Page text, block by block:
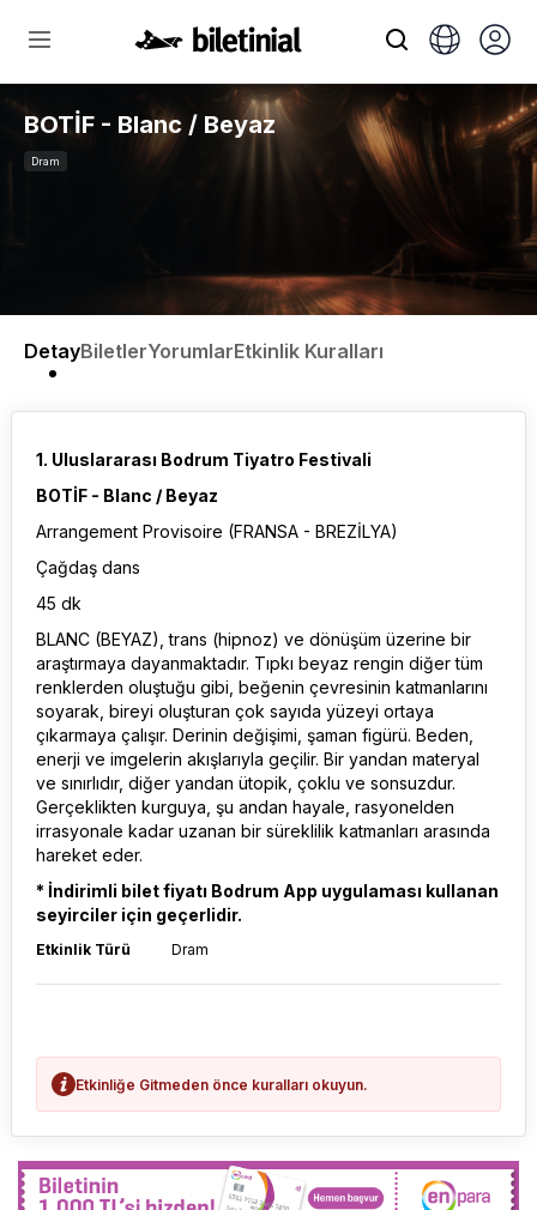
BOTİF - Blanc / Beyaz
Dram
DetayBiletlerYorumlarEtkinlik Kuralları
1. Uluslararası Bodrum Tiyatro Festivali
BOTİF - Blanc / Beyaz
Arrangement Provisoire (FRANSA - BREZİLYA)
Çağdaş dans
45 dk
BLANC (BEYAZ), trans (hipnoz) ve dönüşüm üzerine bir
araştırmaya dayanmaktadır. Tıpkı beyaz rengin diğer tüm
renklerden oluştuğu gibi, beğenin çevresinin katmanlarını
soyarak, bireyi oluşturan çok sayıda yüzeyi ortaya
çıkarmaya çalışır. Derinin değişimi, şaman figürü. Beden,
enerji ve imgelerin akışlarıyla geçilir. Bir yandan materyal
ve sınırlıdır, diğer yandan ütopik, çoklu ve sonsuzdur.
Gerçeklikten kurguya, şu andan hayale, rasyonelden
irrasyonale kadar uzanan bir süreklilik katmanları arasında
hareket eder.
* İndirimli bilet fiyatı Bodrum App uygulaması kullanan
seyirciler için geçerlidir.
Etkinlik Türü Dram
Etkinliğe Gitmeden önce kuralları okuyun.